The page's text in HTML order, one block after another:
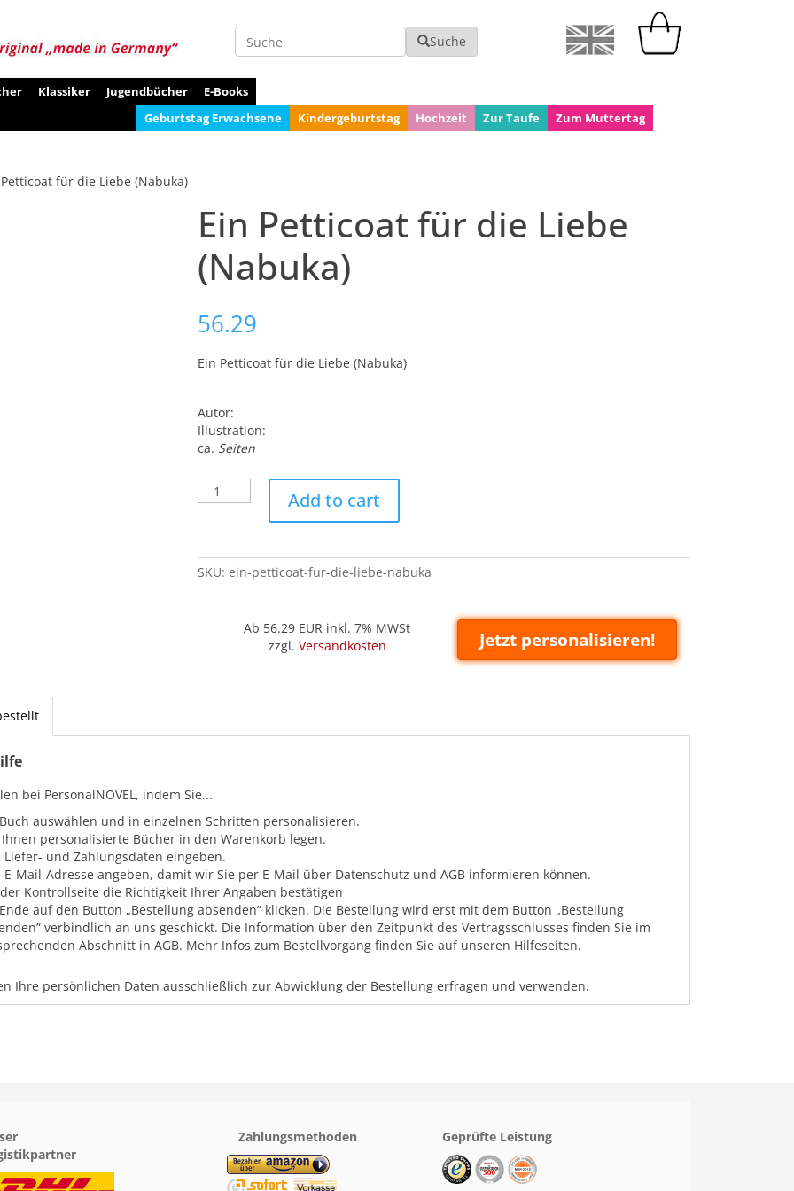
Suche Suche
Klassiker Jugendbücher
E-Books
Geburtstag Erwachsene Kindergeburtstag Hochzeit Zur Taufe
Zum Muttertag
für die Liebe (Nabuka)
Ein Petticoat für die Liebe
(Nabuka)
56.29
Ein Petticoat für die Liebe (Nabuka)
Autor:
Illustration:
ca. Seiten
Ein
Petticoat
Liebe
(Nabuka)
Add to cart
SKU: ein-petticoat-fur-die-liebe-nabuka
Ab 56.29 EUR inkl. 7% MWSt
zzgl. Versandkosten Jetzt personalisieren!
bei PersonalNOVEL, indem Sie...
auswählen und in einzelnen Schritten personalisieren.
personalisierte Bücher in den Warenkorb legen.
Liefer- und Zahlungsdaten eingeben.
E-Mail-Adresse angeben, damit wir Sie per E-Mail über Datenschutz und AGB informieren können.
Kontrollseite die Richtigkeit Ihrer Angaben bestätigen
auf den Button „Bestellung absenden” klicken. Die Bestellung wird erst mit dem Button „Bestellung
verbindlich an uns geschickt. Die Information über den Zeitpunkt des Vertragsschlusses finden Sie im
Abschnitt in AGB. Mehr Infos zum Bestellvorgang finden Sie auf unseren Hilfeseiten.
Ihre persönlichen Daten ausschließlich zur Abwicklung der Bestellung erfragen und verwenden.
Zahlungsmethoden Geprüfte Leistung